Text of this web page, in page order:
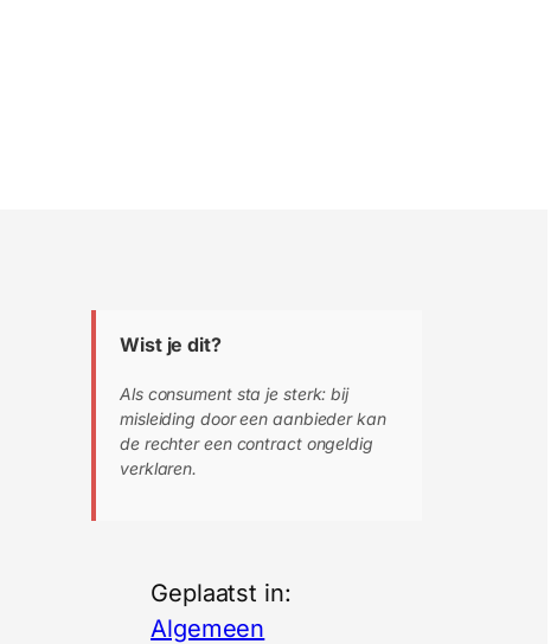
Wist je dit?
Als consument sta je sterk: bij
misleiding door een aanbieder kan
de rechter een contract ongeldig
verklaren.
Geplaatst in:
Algemeen